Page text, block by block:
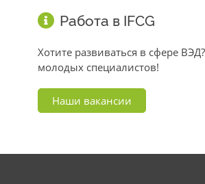
Работа в IFCG
Хотите развиваться в сфере
молодых специалистов!
Наши вакансии